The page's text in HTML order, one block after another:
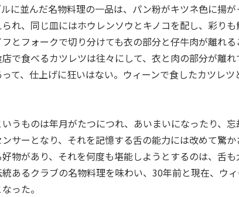
に並んだ名物料理の一品は、パン粉がキツネ色に揚
れ、同じ皿にはホウレンソウとキノコを配し、彩り
とフォークで切り分けても衣の部分と仔牛肉が離れ
で食べるカツレツは往々にして、衣と肉の部分が離
て、仕上げに狂いはない。ウィーンで食したカツレ
うものは年月がたつにつれ、あいまいになったり、
サーとなり、それを記憶する舌の能力には改めて驚
物があり、それを何度も堪能しようとするのは、舌
あるクラブの名物料理を味わい、30年前と現在、ウ
った。